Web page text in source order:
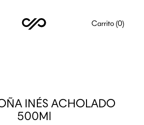
Carrito (0)
INÉS ACHOLADO
500Ml